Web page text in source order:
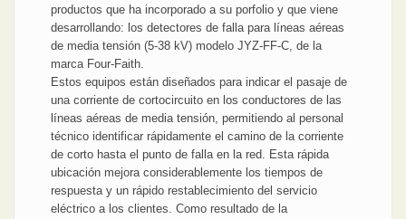
productos que ha incorporado a su porfolio y que viene
desarrollando: los detectores de falla para líneas aéreas
de media tensión (5-38 kV) modelo JYZ-FF-C, de la
marca Four-Faith.
Estos equipos están diseñados para indicar el pasaje de
una corriente de cortocircuito en los conductores de las
líneas aéreas de media tensión, permitiendo al personal
técnico identificar rápidamente el camino de la corriente
de corto hasta el punto de falla en la red. Esta rápida
ubicación mejora considerablemente los tiempos de
respuesta y un rápido restablecimiento del servicio
eléctrico a los clientes. Como resultado de la